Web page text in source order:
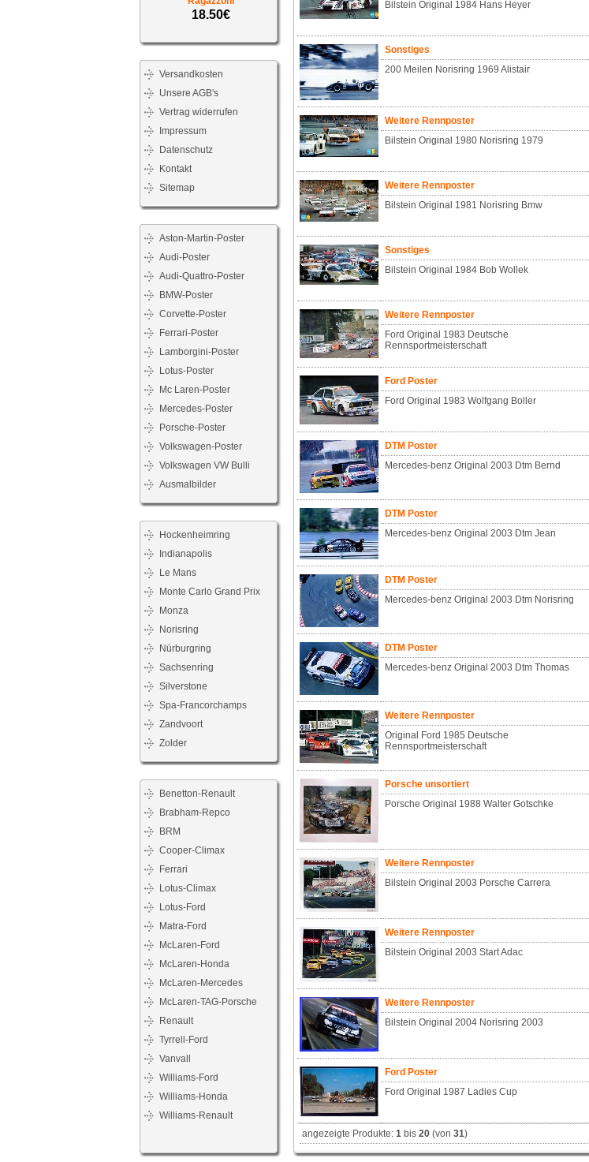
18.50€
Versandkosten
Unsere AGB's
Vertrag widerrufen
Impressum
Datenschutz
Kontakt
Sitemap
Aston-Martin-Poster
Audi-Poster
Audi-Quattro-Poster
BMW-Poster
Corvette-Poster
Ferrari-Poster
Lamborgini-Poster
Lotus-Poster
Mc Laren-Poster
Mercedes-Poster
Porsche-Poster
Volkswagen-Poster
Volkswagen VW Bulli
Ausmalbilder
Hockenheimring
Indianapolis
Le Mans
Monte Carlo Grand Prix
Monza
Norisring
Nürburgring
Sachsenring
Silverstone
Spa-Francorchamps
Zandvoort
Zolder
Benetton-Renault
Brabham-Repco
BRM
Cooper-Climax
Ferrari
Lotus-Climax
Lotus-Ford
Matra-Ford
McLaren-Ford
McLaren-Honda
McLaren-Mercedes
McLaren-TAG-Porsche
Renault
Tyrrell-Ford
Vanvall
Williams-Ford
Williams-Honda
Williams-Renault
Bilstein Original 1984 Hans Heyer
Sonstiges
200 Meilen Norisring 1969 Alistair
Weitere Rennposter
Bilstein Original 1980 Norisring 1979
Weitere Rennposter
Bilstein Original 1981 Norisring Bmw
Sonstiges
Bilstein Original 1984 Bob Wollek
Weitere Rennposter
Ford Original 1983 Deutsche
Rennsportmeisterschaft
Ford Poster
Ford Original 1983 Wolfgang Boller
DTM Poster
Mercedes-benz Original 2003 Dtm Bernd
DTM Poster
Mercedes-benz Original 2003 Dtm Jean
DTM Poster
Mercedes-benz Original 2003 Dtm Norisring
DTM Poster
Mercedes-benz Original 2003 Dtm Thomas
Weitere Rennposter
Original Ford 1985 Deutsche
Rennsportmeisterschaft
Porsche unsortiert
Porsche Original 1988 Walter Gotschke
Weitere Rennposter
Bilstein Original 2003 Porsche Carrera
Weitere Rennposter
Bilstein Original 2003 Start Adac
Weitere Rennposter
Bilstein Original 2004 Norisring 2003
Ford Poster
Ford Original 1987 Ladies Cup
angezeigte Produkte: 1bis 20(von 31)